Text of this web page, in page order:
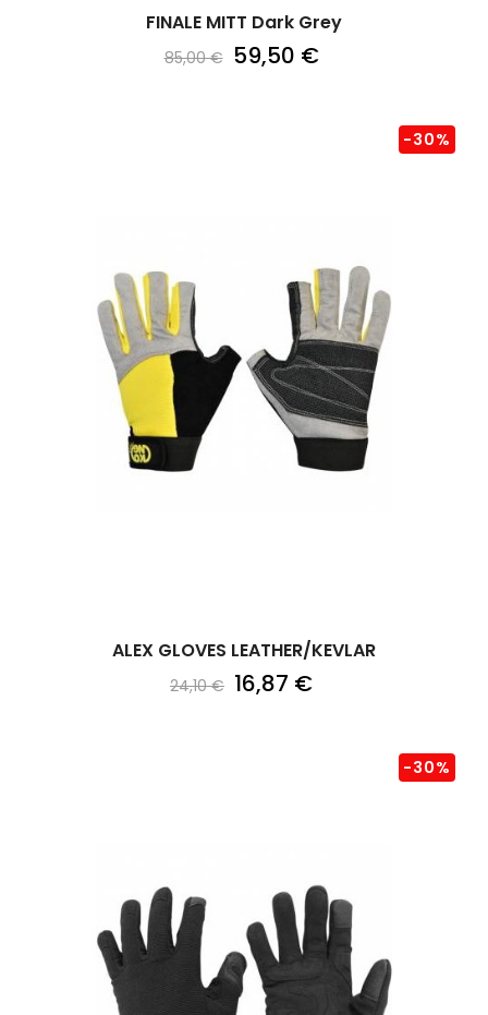
FINALE MITT Dark Grey
85,00 € 59,50 €
ALEX GLOVES LEATHER/KEVLAR
24,10 €
-30%
16,87 €
-30%